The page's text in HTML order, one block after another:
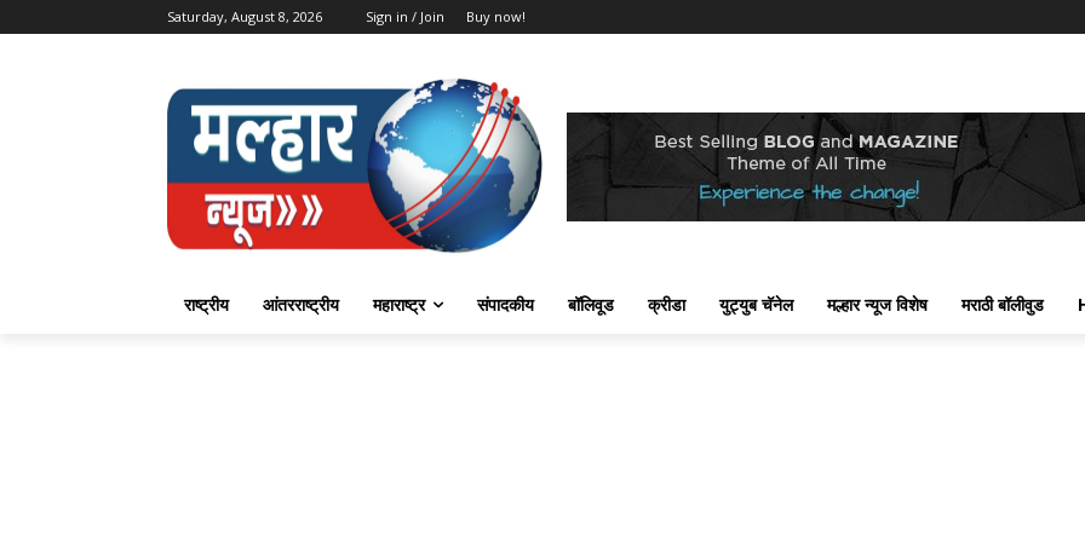
Saturday, August 8, 2026 Sign in / Join Buy now!
राष्ट्रीय आंतरराष्ट्रीय महाराष्ट्र संपादकीय बॉलिवूड क्रीडा युट्युब चॅनेल मल्हार न्यूज विशेष मराठी बॉलीवुड